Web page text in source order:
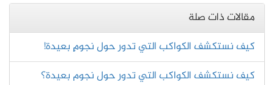
مقالات ذات صلة
كيف نستكشف الكواكب التي تدور حول نجومٍ بعيدة!
كيف نستكشف الكواكب التي تدور حول نجوم بعيدة؟